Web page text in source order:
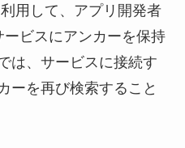
用して、アプリ開発者
ビスにアンカーを保持
は、サービスに接続す
ーを再び検索すること